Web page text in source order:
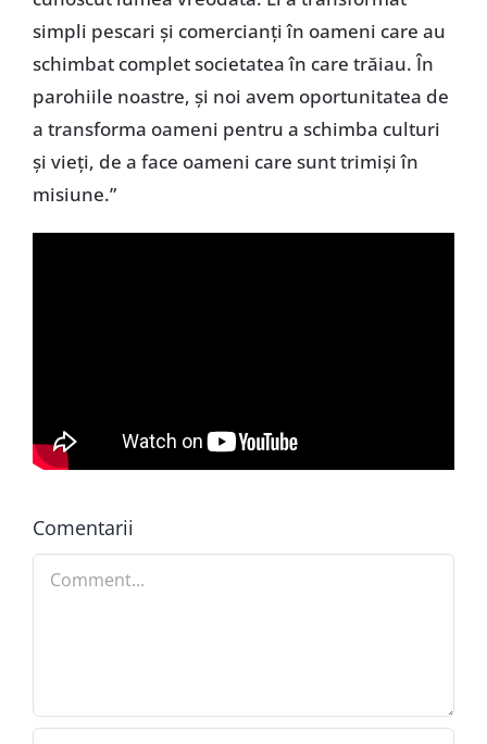
simpli pescari și comercianți în oameni care au
schimbat complet societatea în care trăiau. În
parohiile noastre, și noi avem oportunitatea de
a transforma oameni pentru a schimba culturi
și vieți, de a face oameni care sunt trimiși în
misiune.”
Comentarii
Comment